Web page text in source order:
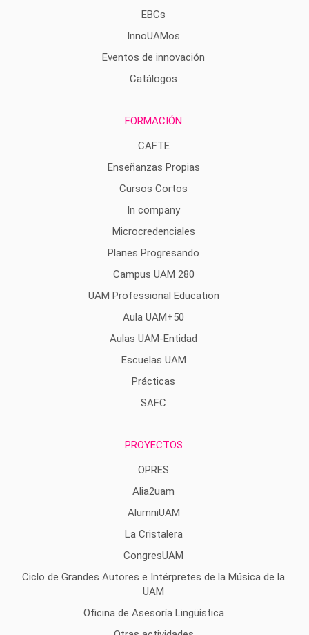
EBCs
InnoUAMos
Eventos de innovación
Catálogos
FORMACIÓN
CAFTE
Enseñanzas Propias
Cursos Cortos
In company
Microcredenciales
Planes Progresando
Campus UAM 280
UAM Professional Education
Aula UAM+50
Aulas UAM-Entidad
Escuelas UAM
Prácticas
SAFC
PROYECTOS
OPRES
Alia2uam
AlumniUAM
La Cristalera
CongresUAM
Ciclo de Grandes Autores e Intérpretes de la Música de la
UAM
Oficina de Asesoría Lingüística